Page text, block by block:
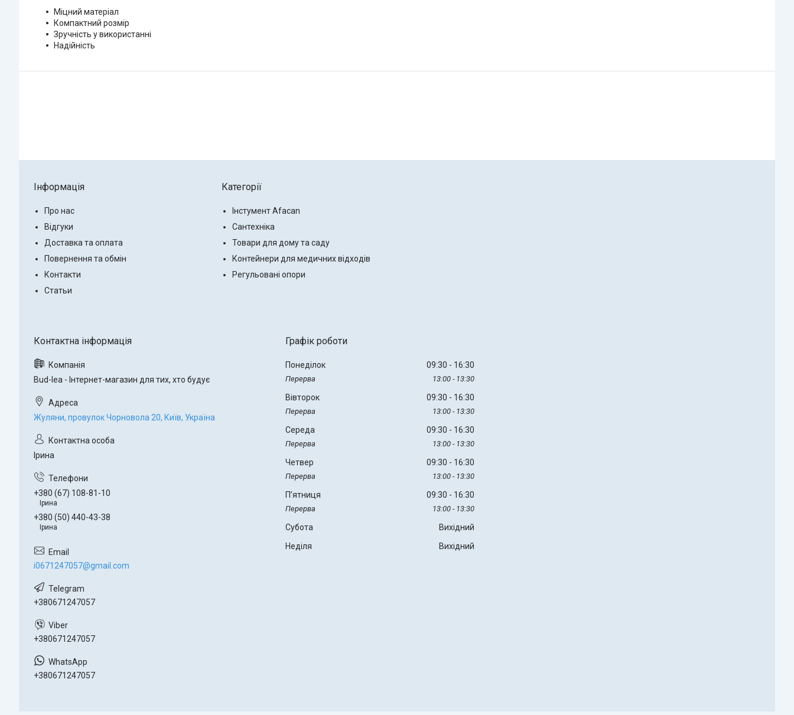
Міцний матеріал
Компактний розмір
Зручність у використанні
Надійність
Інформація
Про нас
Відгуки
Доставка та оплата
Повернення та обмін
Контакти
Статьи
Категорії
Інстумент Afacan
Сантехніка
Товари для дому та саду
Контейнери для медичних відходів
Регульовані опори
Bud-lea - Інтернет-магазин для тих, хто будує
Жуляни, провулок Чорновола 20, Київ, Україна
Ірина
+380 (67) 108-81-10
Ірина
+380 (50) 440-43-38
Ірина
i0671247057@gmail.com
+380671247057
+380671247057
+380671247057
Графік роботи
Понеділок 09:30 16:30
13:00 13:30
Вівторок 09:30 16:30
13:00 13:30
Середа 09:30 16:30
13:00 13:30
Четвер 09:30 16:30
13:00 13:30
Пʼятниця 09:30 16:30
13:00 13:30
Субота
Вихідний
Неділя
Вихідний